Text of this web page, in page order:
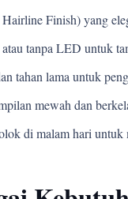
Finish) yang
tanpa LED untuk
tahan lama untuk
mewah dan
di malam hari